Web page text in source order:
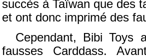
succès à Taïwan que des
et ont donc imprimé des
Cependant, Bibi Toys
fausses Carddass.